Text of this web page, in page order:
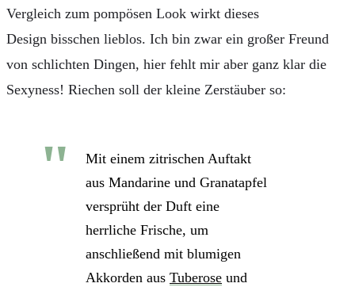
Vergleich zum pompösen Look wirkt dieses
Design bisschen lieblos. Ich bin zwar ein großer Freund
von schlichten Dingen, hier fehlt mir aber ganz klar die
Sexyness! Riechen soll der kleine Zerstäuber so:
Mit einem zitrischen Auftakt
aus Mandarine und Granatapfel
versprüht der Duft eine
herrliche Frische, um
anschließend mit blumigen
Akkorden aus Tuberose und